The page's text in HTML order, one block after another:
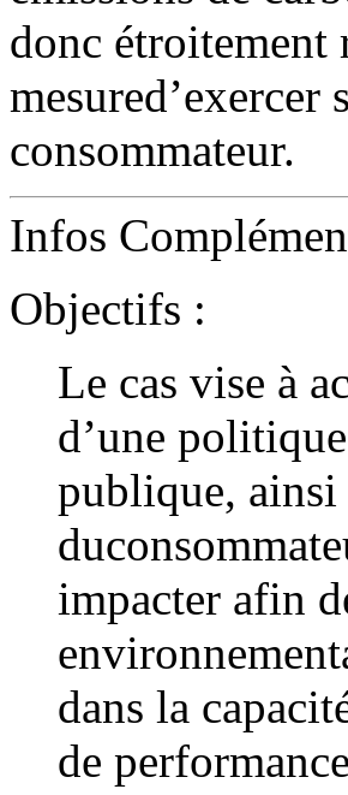
donc étroitement
mesured’exercer
consommateur.
Infos
Objectifs :
Le cas vise à
d’une
publique, ainsi
impacter afin
dans la
de